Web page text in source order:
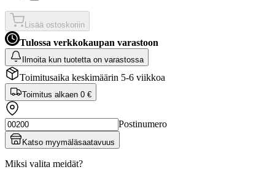
Lisää ostoskoriin
Tulossa verkkokaupan varastoon
Ilmoita kun tuotetta on varastossa
Toimitusaika keskimäärin 5-6 viikkoa
Toimitus alkaen 0 €
Postinumero
Katso myymäläsaatavuus
Miksi valita meidät?